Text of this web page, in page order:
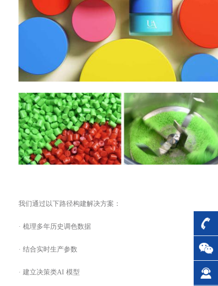
我们通过以下路径构建解决方案：
· 梳理多年历史调色数据
· 结合实时生产参数
· 建立决策类AI 模型